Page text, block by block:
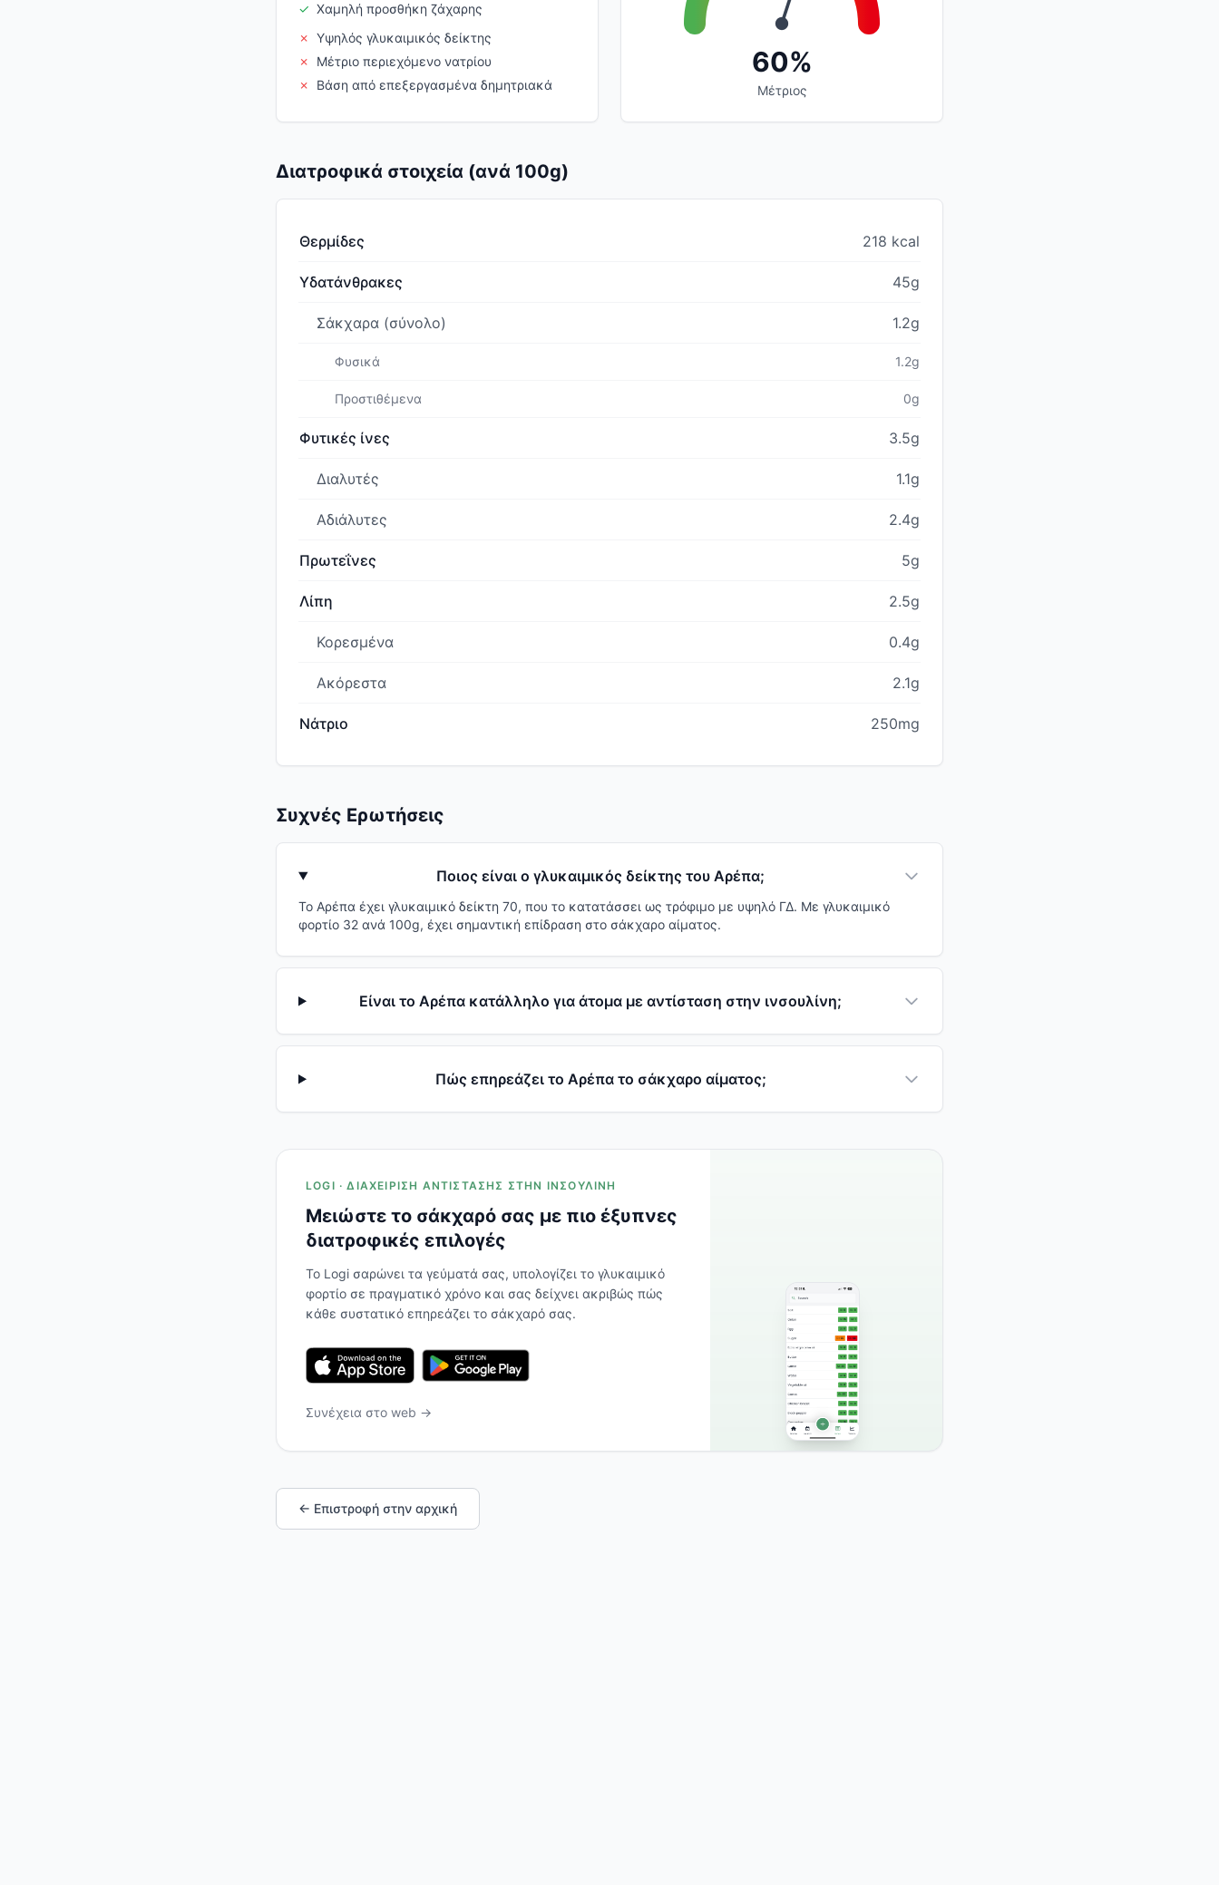
✓ Χαμηλή προσθήκη ζάχαρης
✗ Υψηλός γλυκαιμικός δείκτης
✗
Μέτριο περιεχόμενο νατρίου
✗
Βάση από επεξεργασμένα δημητριακά
60%
Μέτριος
Διατροφικά στοιχεία (ανά 100g)
Θερμίδες 218 kcal
Υδατάνθρακες 45g
Σάκχαρα (σύνολο) 1.2g
Φυσικά 1.2g
Προστιθέμενα 0g
Φυτικές ίνες 3.5g
Διαλυτές 1.1g
Αδιάλυτες 2.4g
Πρωτεΐνες 5g
Λίπη 2.5g
Κορεσμένα 0.4g
Ακόρεστα 2.1g
Νάτριο 250mg
Συχνές Ερωτήσεις
Ποιος είναι ο γλυκαιμικός δείκτης του Αρέπα;
Το Αρέπα έχει γλυκαιμικό δείκτη 70, που το κατατάσσει ως τρόφιμο με υψηλό ΓΔ. Με γλυκαιμικό
φορτίο 32 ανά 100g, έχει σημαντική επίδραση στο σάκχαρο αίματος.
Είναι το Αρέπα κατάλληλο για άτομα με αντίσταση στην ινσουλίνη;
Πώς επηρεάζει το Αρέπα το σάκχαρο αίματος;
LOGI · ΔΙΑΧΕΊΡΙΣΗ ΑΝΤΊΣΤΑΣΗΣ ΣΤΗΝ ΙΝΣΟΥΛΊΝΗ
Μειώστε το σάκχαρό σας με πιο έξυπνες
διατροφικές επιλογές
Το Logi σαρώνει τα γεύματά σας, υπολογίζει το γλυκαιμικό
φορτίο σε πραγματικό χρόνο και σας δείχνει ακριβώς πώς
κάθε συστατικό επηρεάζει το σάκχαρό σας.
Συνέχεια στο web →
← Επιστροφή στην αρχική